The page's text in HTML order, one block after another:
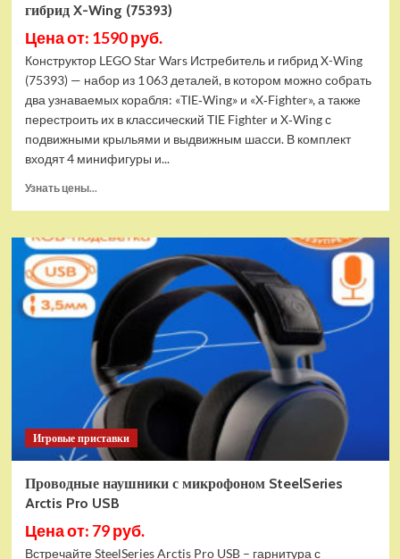
гибрид X-Wing (75393)
Цена от: 1590 руб.
Конструктор LEGO Star Wars Истребитель и гибрид X-Wing
(75393) — набор из 1 063 деталей, в котором можно собрать
два узнаваемых корабля: «TIE‑Wing» и «X‑Fighter», а также
перестроить их в классический TIE Fighter и X‑Wing с
подвижными крыльями и выдвижным шасси. В комплект
входят 4 минифигуры и...
Узнать цены...
(EU)
Конструктор
LEGO
Star
Wars
Истребитель
и
гибрид
X-
Wing
(75393)
Игровые приставки
Проводные наушники с микрофоном SteelSeries
Arctis Pro USB
Цена от: 79 руб.
Встречайте SteelSeries Arctis Pro USB – гарнитура с